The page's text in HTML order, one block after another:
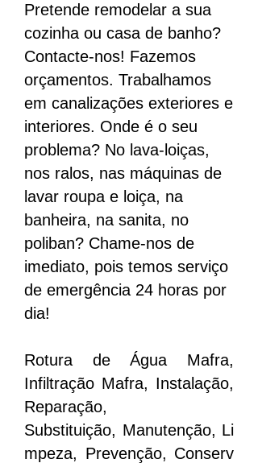
Pretende remodelar a sua
cozinha ou casa de banho?
Contacte-nos! Fazemos
orçamentos. Trabalhamos
em canalizações exteriores e
interiores. Onde é o seu
problema? No lava-loiças,
nos ralos, nas máquinas de
lavar roupa e loiça, na
banheira, na sanita, no
poliban? Chame-nos de
imediato, pois temos serviço
de emergência 24 horas por
dia!
Rotura de Água Mafra,
Infiltração Mafra, Instalação,
Reparação,
Substituição, Manutenção, Li
mpeza, Prevenção, Conserv